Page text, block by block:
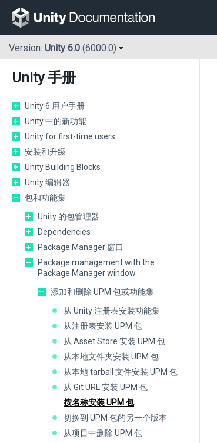
Version: Unity 6.0 (6000.0)
Unity 手册
Unity 6 用户手册
Unity 中的新功能
Unity for first-time users
安装和升级
Unity Building Blocks
Unity 编辑器
包和功能集
Unity 的包管理器
Dependencies
Package Manager 窗口
Package management with the
Package Manager window
添加和删除 UPM 包或功能集
从 Unity 注册表安装功能集
从注册表安装 UPM 包
从 Asset Store 安装 UPM 包
从本地文件夹安装 UPM 包
从本地 tarball 文件安装 UPM 包
从 Git URL 安装 UPM 包
按名称安装 UPM 包
切换到 UPM 包的另一个版本
从项目中删除 UPM 包